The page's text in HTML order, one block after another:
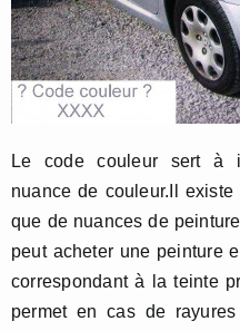
Le code couleur sert à
nuance de couleur.Il
que de nuances de
peut acheter une peinture
correspondant à la teinte
permet en cas de